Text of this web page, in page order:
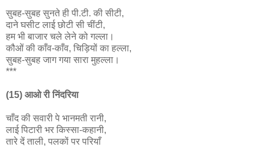
सुबह-सुबह सुनते ही पी.टी. की सीटी,
दाने घसीट लाई छोटी सी चींटी,
हम भी बाजार चले लेने को गल्ला।
कौओं की काँव-काँव, चिड़ियों का हल्ला,
सुबह-सुबह जाग गया सारा मुहल्ला।
***
(15) आओ री निंदरिया
चाँद की सवारी पे भानमती रानी,
लाई पिटारी भर किस्सा-कहानी,
तारे दें ताली, पलकों पर परियाँ